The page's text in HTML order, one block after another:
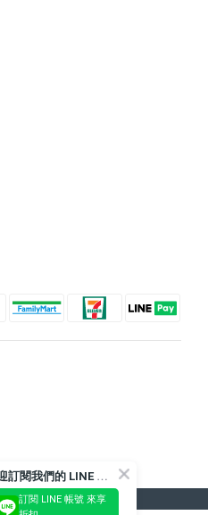
歡
迎訂閱我們的 LINE 官方帳號
訂閱 LINE 帳號 來享